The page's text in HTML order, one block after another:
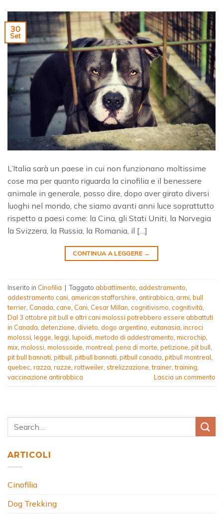
30
Set
L’Italia sarà un paese in cui non funzionano moltissime
cose ma per quanto riguarda la cinofilia e il benessere
animale in generale, posso dire, dopo aver girato diversi
luoghi nel mondo, che siamo avanti anni luce soprattutto
rispetto a paesi come: la Cina, gli Stati Uniti, la Norvegia
la Svizzera, la Russia, la Romania, il […]
CONTINUA A LEGGERE →
Inserito in Cinofilia | Taggato abbattimento addestramento
addestramento cani american stafforshire antirabbica armi bull
terrier Canada cane Cani Cesar Millan cognitivismo cognitività
Dal 3 ottobre pit bull e altri cani molossi potrebbero essere abbattuti
in Canada detenzione divieto dogo argentino eutanasia incroci
molossi legge leggi lupoidi metodo di addestramento microchip
mix molossi molossoide montreal pena di morte petizione pit bull
pit bull bannati pitbull pitbull bannati pitbull canada pitbull montreal
quebec razza razze rottweiler strelizzazione ,trainer ,training
vaccinazione antirabbica
Lascia un commento
ARTICOLI
Cinofilia
Dog Trekking